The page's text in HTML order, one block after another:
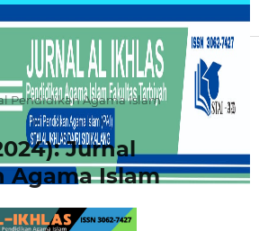
Pendidikan Agama Islam
Jurnal
Agama Islam